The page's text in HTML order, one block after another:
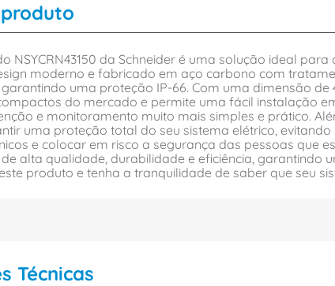
NSYCRN43150 da Schneider é uma solução ideal
moderno e fabricado em aço carbono com
uma proteção IP-66. Com uma dimensão
do mercado e permite uma fácil instalação
e monitoramento muito mais simples e prático.
uma proteção total do seu sistema elétrico,
e colocar em risco a segurança das pessoas que
alta qualidade, durabilidade e eficiência, garantindo
produto e tenha a tranquilidade de saber que seu
Técnicas